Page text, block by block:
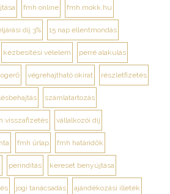
fmh online fmh.mokk.hu
díj 3% 15 nap ellentmondás
kézbesítési vélelem perré alakulás
jogerő végrehajtható okirat részletfizetés
számlatartozás
visszafizetés vállalkozói díj
fmh űrlap fmh határidők
perindítás kereset benyújtása
jogi tanácsadás ajándékozási illeték